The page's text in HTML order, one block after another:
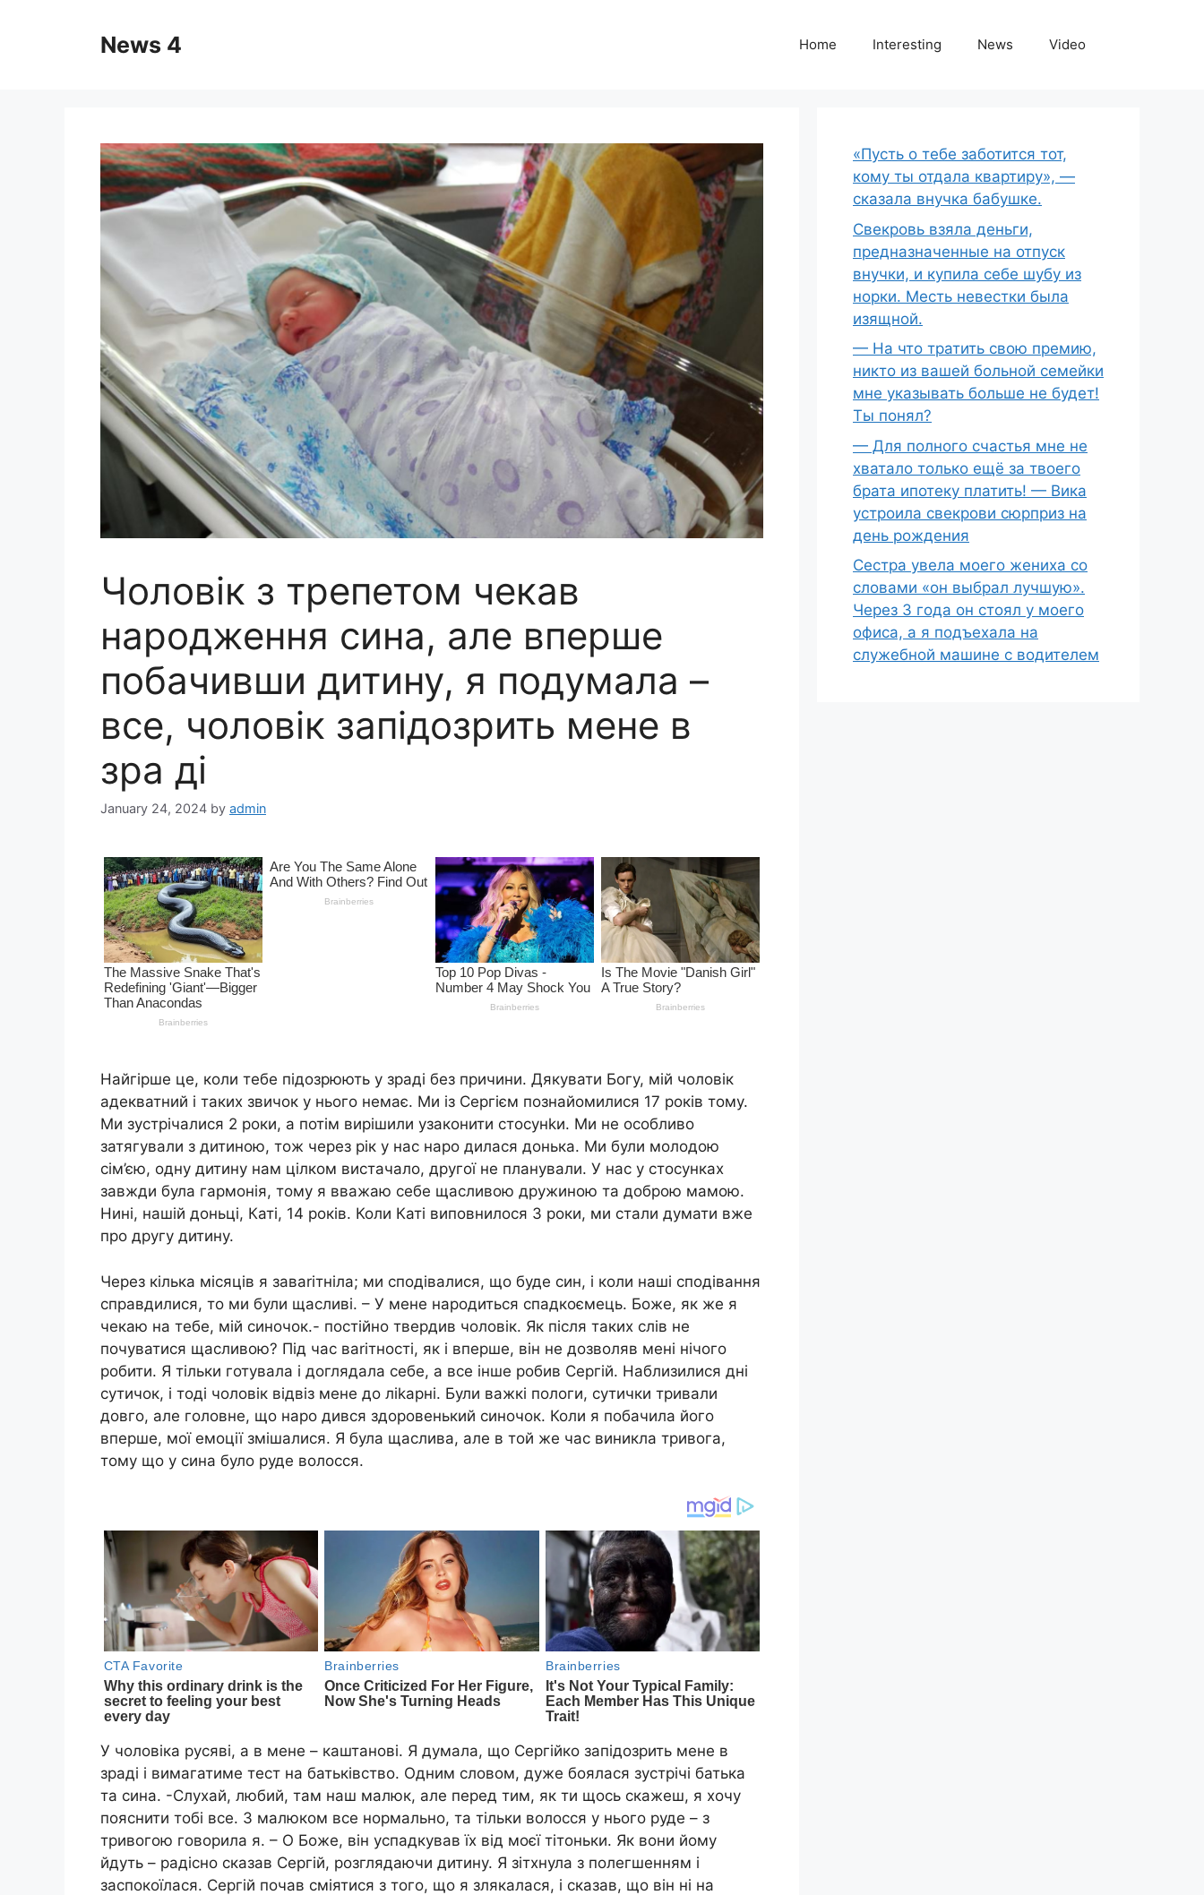
News 4 Home Interesting News Video
Чоловік з трепетом чекав
народження сина, але вперше
побачивши дитину, я подумала –
все, чоловік запідозрить мене в
зра ді
January 24, 2024 by admin
Найгірше це, коли тебе підозрюють у зраді без причини. Дякувати Богу, мій чоловік
адекватний і таких звичок у нього немає. Ми із Сергієм познайомилися 17 років тому.
Ми зустрічалися 2 роки, а потім вирішили узаконити стосунkи. Ми не особливо
затягували з дитиною, тож через рік у нас наро дилася донька. Ми були молодою
сім’єю, одну дитину нам цілком вистачало, другої не планували. У нас у стосунках
завжди була гармонія, тому я вважаю себе щасливою дружиною та доброю мамою.
Нині, нашій доньці, Каті, 14 років. Коли Каті виповнилося 3 роки, ми стали думати вже
про другу дитину.
Через кілька місяців я заваrітніла; ми сподівалися, що буде син, і коли наші сподівання
справдилися, то ми були щасливі. – У мене народиться спадкоємець. Боже, як же я
чекаю на тебе, мій синочок.- постійно твердив чоловік. Як після таких слів не
почуватися щасливою? Під час ваrітності, як і вперше, він не дозволяв мені нічого
робити. Я тільки готувала і доглядала себе, а все інше робив Сергій. Наблизилися дні
сутичок, і тоді чоловік відвіз мене до ліkарні. Були важкі пологи, сутички тривали
довго, але головне, що наро дився здоровенький синочок. Коли я побачила його
вперше, мої емоції змішалися. Я була щаслива, але в той же час виникла тривога,
тому що у сина було руде волосся.
У чоловіка русяві, а в мене – каштанові. Я думала, що Сергійко запідозрить мене в
зраді і вимагатиме тест на батьківство. Одним словом, дуже боялася зустрічі батька
та сина. -Слухай, любий, там наш малюк, але перед тим, як ти щось скажеш, я хочу
пояснити тобі все. З малюком все нормально, та тільки волосся у нього руде – з
тривогою говорила я. – О Боже, він успадкував їх від моєї тітоньки. Як вони йому
йдуть – радісно сказав Сергій, розглядаючи дитину. Я зітхнула з полегшенням і
заспокоїлася. Сергій почав сміятися з того, що я злякалася, і сказав, що він ні на
«Пусть о тебе заботится тот,
кому ты отдала квартиру», —
сказала внучка бабушке.
Свекровь взяла деньги,
предназначенные на отпуск
внучки, и купила себе шубу из
норки. Месть невестки была
изящной.
— На что тратить свою премию,
никто из вашей больной семейки
мне указывать больше не будет!
Ты понял?
— Для полного счастья мне не
хватало только ещё за твоего
брата ипотеку платить! — Вика
устроила свекрови сюрприз на
день рождения
Сестра увела моего жениха со
словами «он выбрал лучшую».
Через 3 года он стоял у моего
офиса, а я подъехала на
служебной машине с водителем